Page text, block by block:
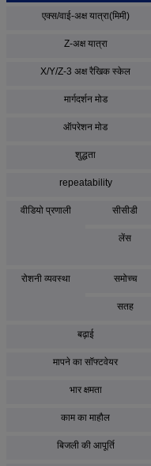
एक्स/वाई-अक्ष यात्रा(मिमी)
Z-अक्ष यात्रा
X/Y/Z-3 अक्ष रैखिक स्केल
मार्गदर्शन मोड
ऑपरेशन मोड
शुद्धता
repeatability
वीडियो प्रणाली सीसीडी
लेंस
रोशनी व्यवस्था समोच्च
सतह
बढ़ाई
मापने का सॉफ्टवेयर
भार क्षमता
काम का माहौल
बिजली की आपूर्ति